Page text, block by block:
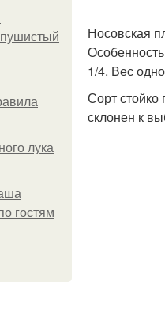
лука
гостям
Носовская
1/4. Вес
Сорт
склонен к